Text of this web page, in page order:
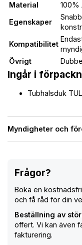
Myndigheter och
Material
100%
Egenskaper
Kompatibilitet
Övrigt
Ingår i
Tubhalsduk
Frågor?
Boka en
och få råd för din
Beställning av
offert. Vi kan även
fakturering.